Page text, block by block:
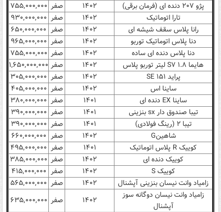
پژو ۲۰۷ دنده ای (فرمان برقی)
۱۴۰۲ صفر ۷۵۵,۰۰۰,۰۰۰
تارا اتوماتیک
۱۴۰۲ صفر ۹۳۰,۰۰۰,۰۰۰
رانا پلاس سقف شیشه ای
۱۴۰۲ صفر ۶۵۰,۰۰۰,۰۰۰
دنا پلاس اتوماتیک توربو
۱۴۰۲ صفر ۹۶۵,۰۰۰,۰۰۰
دنا پلاس دنده ای ساده
۱۴۰۲ صفر ۷۵۵,۰۰۰,۰۰۰
هایما S۷ ۱.۸ لیتر توربو پلاس
۱۴۰۲ صفر ۱,۶۵۰,۰۰۰,۰۰۰
پراید SE ۱۵۱
۱۴۰۲ صفر ۳۰۵,۰۰۰,۰۰۰
ساینا اس
۱۴۰۲ صفر ۴۰۵,۰۰۰,۰۰۰
ساینا EX دنده ای
۱۴۰۱ صفر ۳۸۰,۰۰۰,۰۰۰
تیبا صندوق دار sx بنزینی
۱۴۰۱ صفر ۳۹۰,۰۰۰,۰۰۰
تیبا ۲ (رینگ فولادی)
۱۴۰۱ صفر ۳۹۰,۰۰۰,۰۰۰
شاهینG
۱۴۰۲ صفر ۶۶۰,۰۰۰,۰۰۰
کوییک R پلاس اتوماتیک
۱۴۰۱ صفر ۴۹۵,۰۰۰,۰۰۰
کوییک دنده ای
۱۴۰۲ صفر ۳۸۵,۰۰۰,۰۰۰
کوییک S
۱۴۰۲ صفر ۴۱۵,۰۰۰,۰۰۰
زامیاد وانت نیسان بنزینی آپشنال
۱۴۰۲ صفر ۵۶۵,۰۰۰,۰۰۰
زامیاد وانت نیسان دوگانه سوز
آپشنال
۱۴۰۲ صفر ۶۳۵,۰۰۰,۰۰۰